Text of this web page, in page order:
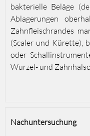
bakterielle Beläge
Ablagerungen
Zahnfleischrandes
(Scaler und Kürette),
oder
Wurzel- und
Nachuntersuchung